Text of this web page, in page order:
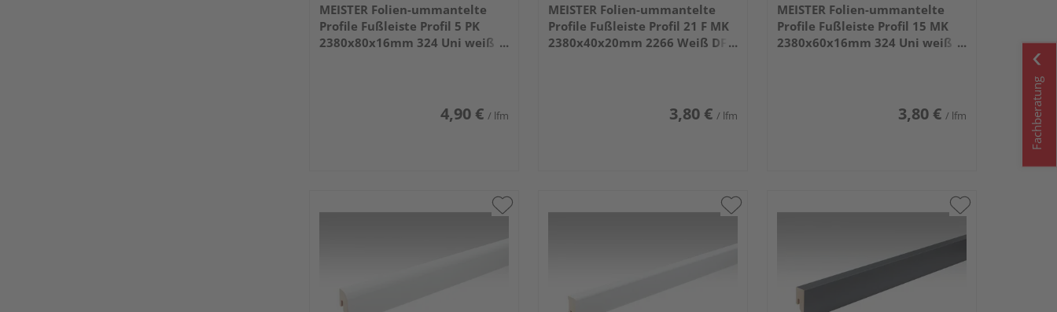
MEISTER Folien-ummantelte
Profile Fußleiste Profil 5 PK
2380x80x16mm 324 Uni weiß
4,90 € / lfm
MEISTER Folien-ummantelte
Profile Fußleiste Profil 21 F MK
2380x40x20mm 2266 Weiß DF
3,80 € / lfm
MEISTER Folien-ummantelte
Profile Fußleiste Profil 15 MK
2380x60x16mm 324 Uni weiß
3,80 € / lfm Fachberatung